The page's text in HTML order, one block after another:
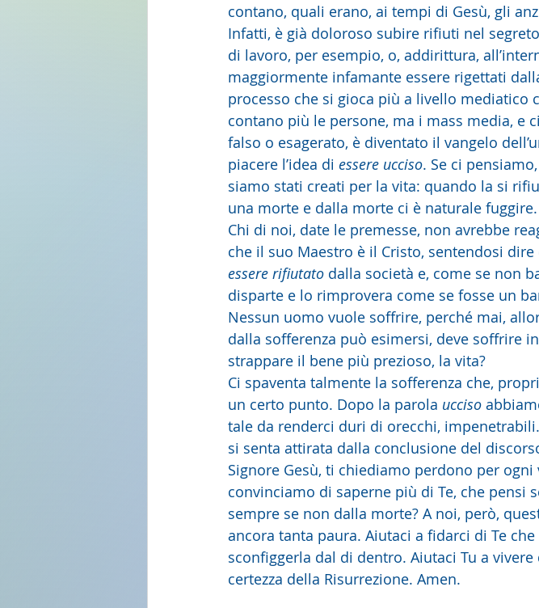
contano, quali erano, ai tempi di Gesù, gli
Infatti, è già doloroso subire rifiuti nel
di lavoro, per esempio, o, addirittura,
maggiormente infamante essere rigettati
processo che si gioca più a livello mediatico
contano più le persone, ma i mass media, e
falso o esagerato, è diventato il vangelo
piacere l’idea di essere ucciso. Se ci
siamo stati creati per la vita: quando la si
una morte e dalla morte ci è naturale fuggire.
Chi di noi, date le premesse, non avrebbe
che il suo Maestro è il Cristo, sentendosi
essere rifiutato dalla società e, come se non
disparte e lo rimprovera come se fosse un
Nessun uomo vuole soffrire, perché mai,
dalla sofferenza può esimersi, deve soffrire
strappare il bene più prezioso, la vita?
Ci spaventa talmente la sofferenza che,
un certo punto. Dopo la parola ucciso
tale da renderci duri di orecchi,
si senta attirata dalla conclusione del
Signore Gesù, ti chiediamo perdono per
convinciamo di saperne più di Te, che pensi
sempre se non dalla morte? A noi, però,
ancora tanta paura. Aiutaci a fidarci di Te
sconfiggerla dal di dentro. Aiutaci Tu a
certezza della Risurrezione. Amen.